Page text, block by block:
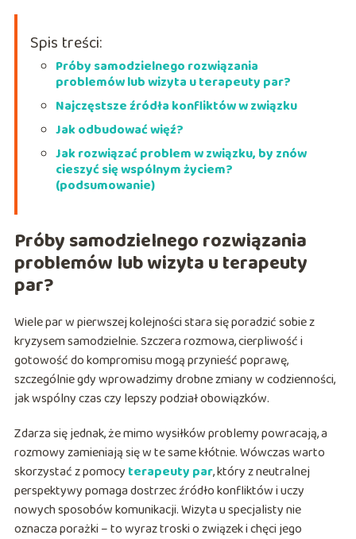
Spis treści:
Próby samodzielnego rozwiązania
problemów lub wizyta u terapeuty par?
Najczęstsze źródła konfliktów w związku
Jak odbudować więź?
Jak rozwiązać problem w związku, by znów
cieszyć się wspólnym życiem?
(podsumowanie)
Próby samodzielnego rozwiązania
problemów lub wizyta u terapeuty
par?
Wiele par w pierwszej kolejności stara się poradzić sobie z
kryzysem samodzielnie. Szczera rozmowa, cierpliwość i
gotowość do kompromisu mogą przynieść poprawę,
szczególnie gdy wprowadzimy drobne zmiany w codzienności,
jak wspólny czas czy lepszy podział obowiązków.
Zdarza się jednak, że mimo wysiłków problemy powracają, a
rozmowy zamieniają się w te same kłótnie. Wówczas warto
skorzystać z pomocy terapeuty par, który z neutralnej
perspektywy pomaga dostrzec źródło konfliktów i uczy
nowych sposobów komunikacji. Wizyta u specjalisty nie
oznacza porażki – to wyraz troski o związek i chęci jego